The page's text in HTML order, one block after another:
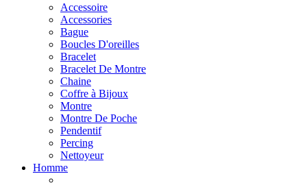
Accessoire
Accessories
Bague
Boucles D'oreilles
Bracelet
Bracelet De Montre
Chaine
Coffre à Bijoux
Montre
Montre De Poche
Pendentif
Percing
Nettoyeur
Homme